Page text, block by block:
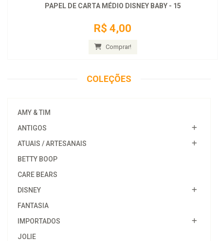
PAPEL DE CARTA MÉDIO DISNEY BABY - 15
R$ 4,00
Comprar!
COLEÇÕES
AMY & TIM
ANTIGOS
ATUAIS / ARTESANAIS
BETTY BOOP
CARE BEARS
DISNEY
FANTASIA
IMPORTADOS
JOLIE